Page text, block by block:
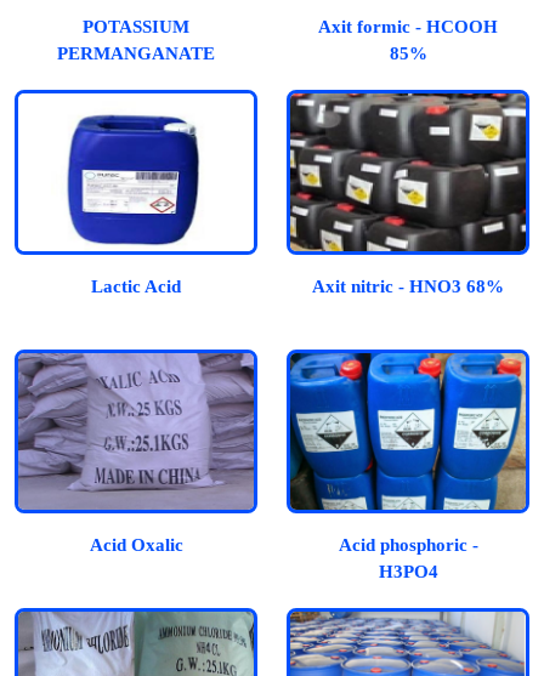
POTASSIUM
PERMANGANATE
Axit formic - HCOOH
85%
Lactic Acid Axit nitric - HNO3 68%
Acid Oxalic
Acid phosphoric -
H3PO4